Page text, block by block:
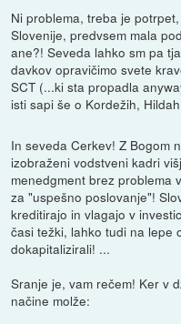
Ni problema, treba je
Slovenije, predvsem mala
ane?! Seveda lahko sm pa
davkov opravičimo svete
SCT (...ki sta propadla
isti sapi še o Kordežih,
In seveda Cerkev! Z Bogom
izobraženi vodstveni kadri
menedgment brez problema
za "uspešno poslovanje"!
kreditirajo in vlagajo v
časi težki, lahko tudi na lepe
dokapitalizirali! ...
Sranje je, vam rečem! Ker v
načine molže: